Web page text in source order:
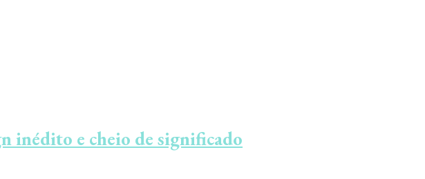
inédito e cheio de significado